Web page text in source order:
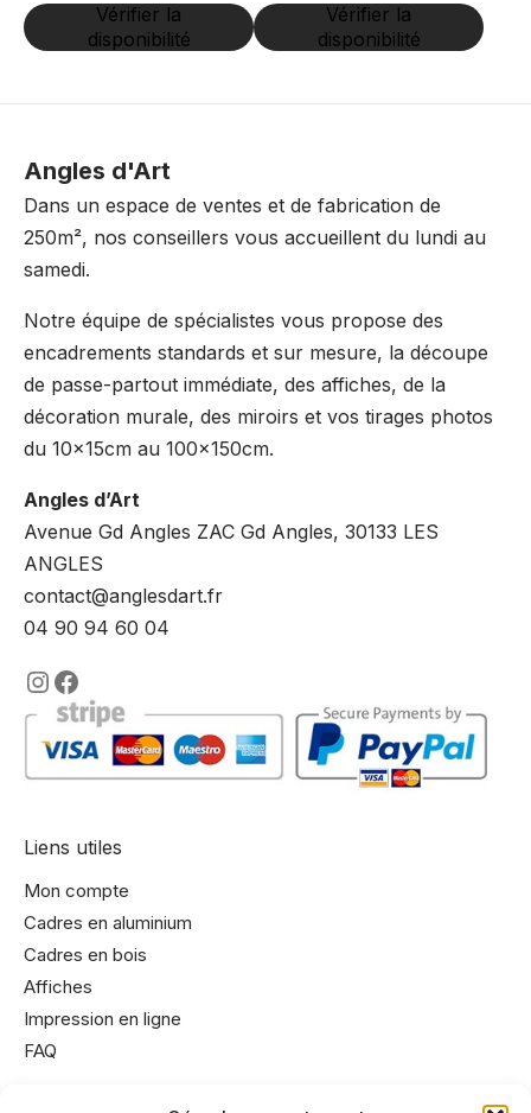
Vérifier la
disponibilité
Vérifier la
disponibilité
Angles d'Art
Dans un espace de ventes et de fabrication de
250m², nos conseillers vous accueillent du lundi au
samedi.
Notre équipe de spécialistes vous propose des
encadrements standards et sur mesure, la découpe
de passe-partout immédiate, des affiches, de la
décoration murale, des miroirs et vos tirages photos
du 10x15cm au 100x150cm.
Angles d’Art
Avenue Gd Angles ZAC Gd Angles, 30133 LES
ANGLES
contact@anglesdart.fr
04 90 94 60 04
https://www.instagram.com/
https://www.facebook.com/
Liens utiles
Mon compte
Cadres en aluminium
Cadres en bois
Affiches
Impression en ligne
FAQ